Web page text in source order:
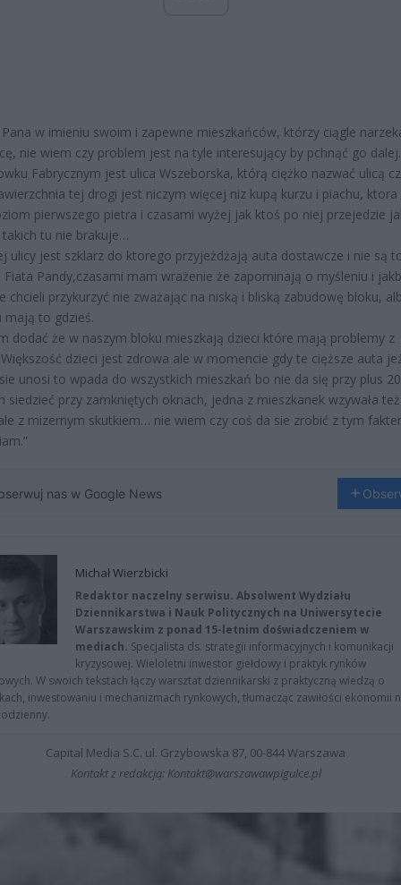
Pana w imieniu swoim i zapewne mieszkańców, którzy ciągle
nie wiem czy problem jest na tyle interesujący by pchnąć go
Fabrycznym jest ulica Wszeborska, którą ciężko nazwać ulicą
tej drogi jest niczym więcej niz kupą kurzu i piachu, ktora
pierwszego pietra i czasami wyżej jak ktoś po niej przejedzie
tu nie brakuje…
ulicy jest szklarz do ktorego przyjeżdżają auta dostawcze i nie są
Fiata Pandy,czasami mam wrażenie że zapominają o myśleniu i
chcieli przykurzyć nie zważając na niską i bliską zabudowę bloku,
mają to gdzieś.
dodać że w naszym bloku mieszkają dzieci które mają problemy z
Większość dzieci jest zdrowa ale w momencie gdy te cięższe auta
unosi to wpada do wszystkich mieszkań bo nie da się przy plus 20
siedzieć przy zamkniętych oknach, jedna z mieszkanek wzywała
z mizernym skutkiem… nie wiem czy coś da sie zrobić z tym
nas w Google News
Michał Wierzbicki
Redaktor naczelny serwisu. Absolwent Wydziału
Dziennikarstwa i Nauk Politycznych na Uniwersytecie
Warszawskim z ponad 15-letnim doświadczeniem w
mediach. Specjalista ds. strategii informacyjnych i komunikacji
kryzysowej. Wieloletni inwestor giełdowy i praktyk rynków
W swoich tekstach łączy warsztat dziennikarski z praktyczną wiedzą o
inwestowaniu i mechanizmach rynkowych, tłumacząc zawiłości ekonomii
Capital Media S.C. ul. Grzybowska 87, 00-844 Warszawa
Kontakt z redakcją: Kontakt@warszawawpigulce.pl